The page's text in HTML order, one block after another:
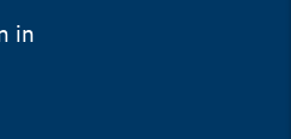
in